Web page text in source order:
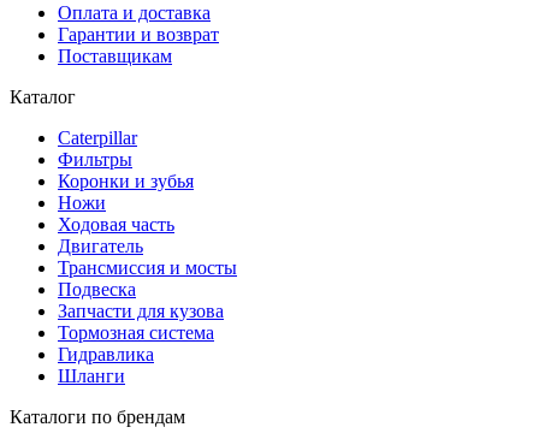
Оплата и доставка
Гарантии и возврат
Поставщикам
Каталог
Caterpillar
Фильтры
Коронки и зубья
Ножи
Ходовая часть
Двигатель
Трансмиссия и мосты
Подвеска
Запчасти для кузова
Тормозная система
Гидравлика
Шланги
Каталоги по брендам